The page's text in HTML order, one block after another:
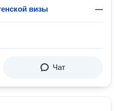
визы —
Чат